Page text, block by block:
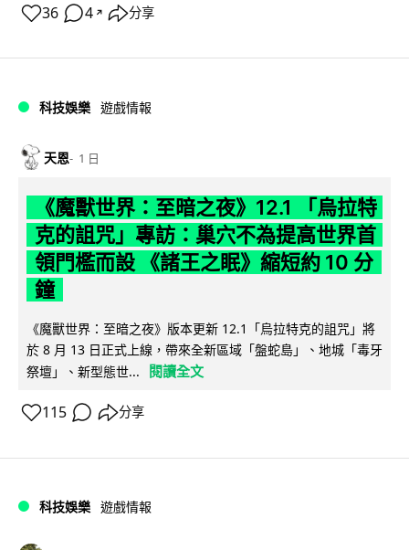
36 4 ↗ 分享
科技娛樂 遊戲情報
天恩 1 日
《魔獸世界：至暗之夜》12.1 「烏拉特
克的詛咒」專訪：巢穴不為提高世界首
領門檻而設 《諸王之眠》縮短約 10 分
鐘
《魔獸世界：至暗之夜》版本更新 12.1「烏拉特克的詛咒」將
於 8 月 13 日正式上線，帶來全新區域「盤蛇島」、地城「毒牙
祭壇」、新型態世...
閱讀全文
115 分享
科技娛樂 遊戲情報